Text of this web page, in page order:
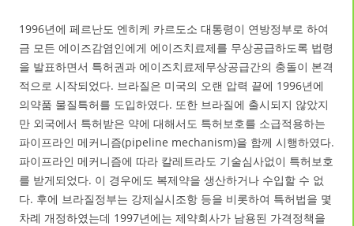
1996년에 페르난도 엔히케 카르도소 대통령이 연방정부로 하여
금 모든 에이즈감염인에게 에이즈치료제를 무상공급하도록 법령
을 발표하면서 특허권과 에이즈치료제무상공급간의 충돌이 본격
적으로 시작되었다. 브라질은 미국의 오랜 압력 끝에 1996년에
의약품 물질특허를 도입하였다. 또한 브라질에 출시되지 않았지
만 외국에서 특허받은 약에 대해서도 특허보호를 소급적용하는
파이프라인 메커니즘(pipeline mechanism)을 함께 시행하였다.
파이프라인 메커니즘에 따라 칼레트라도 기술심사없이 특허보호
를 받게되었다. 이 경우에도 복제약을 생산하거나 수입할 수 없
다. 후에 브라질정부는 강제실시조항 등을 비롯하여 특허법을 몇
차례 개정하였는데 1997년에는 제약회사가 남용된 가격정책을